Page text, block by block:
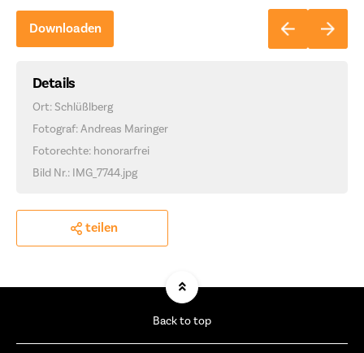
Downloaden
Details
Ort: Schlüßlberg
Fotograf: Andreas Maringer
Fotorechte: honorarfrei
Bild Nr.: IMG_7744.jpg
teilen
Back to top